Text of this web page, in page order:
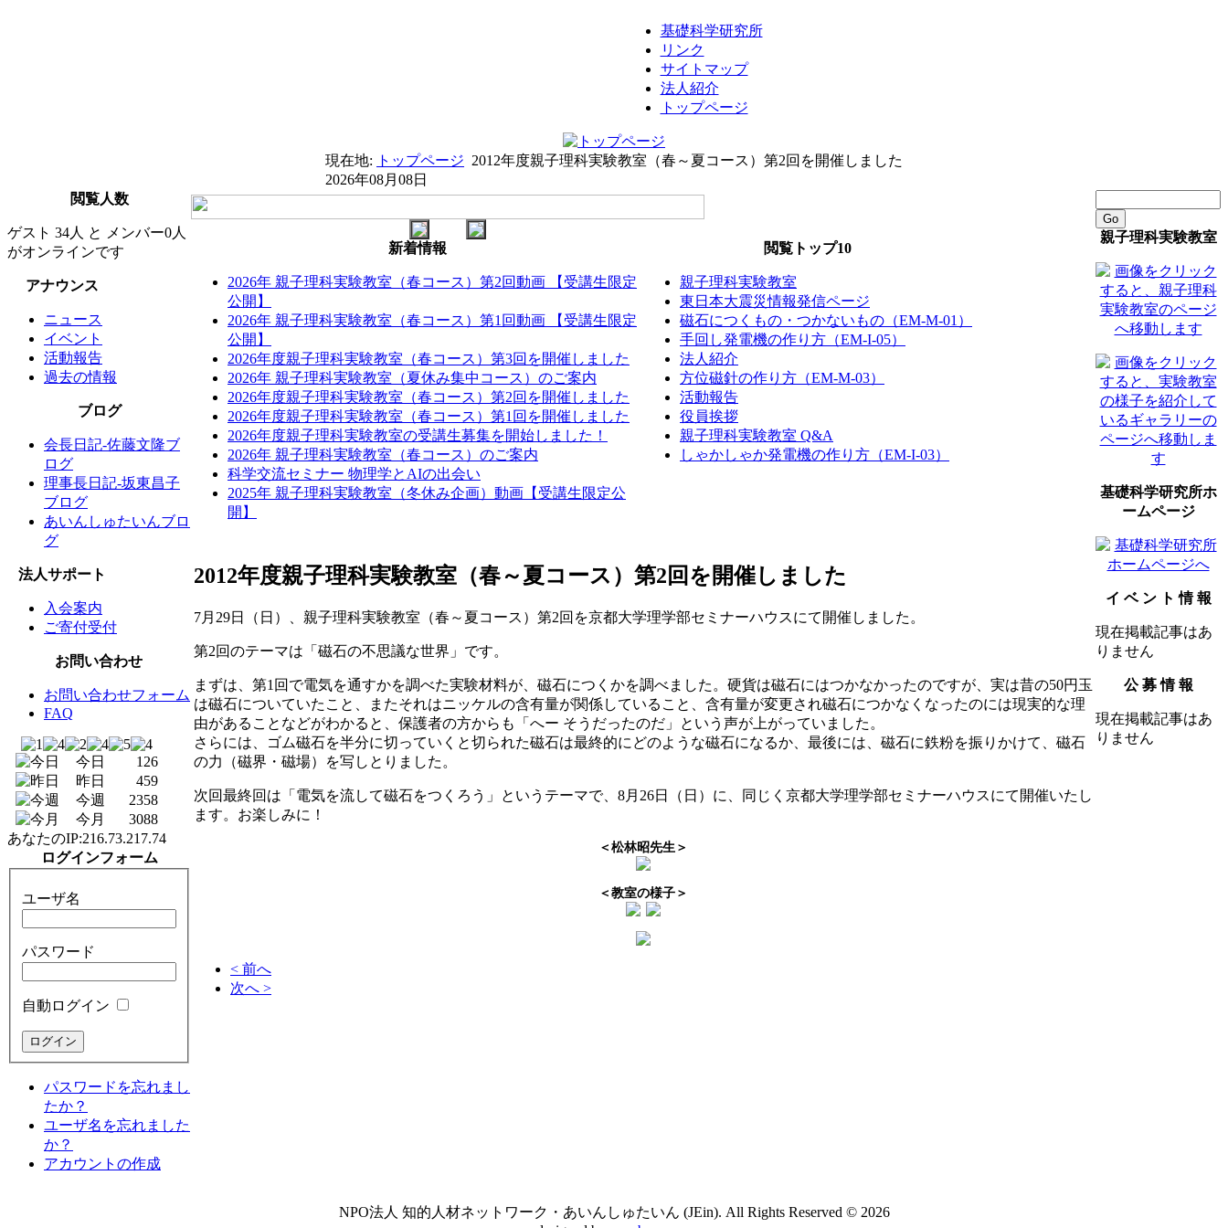
基礎科学研究所
リンク
サイトマップ
法人紹介
トップページ
現在地: トップページ 2012年度親子理科実験教室（春～夏コース）第2回を開催しました
2026年08月08日
閲覧人数
ゲスト 34人 と メンバー0人
がオンラインです
アナウンス
ニュース
イベント
活動報告
過去の情報
ブログ
会長日記-佐藤文隆ブ
ログ
理事長日記-坂東昌子
ブログ
あいんしゅたいんブロ
グ
法人サポート
入会案内
ご寄付受付
お問い合わせ
お問い合わせフォーム
FAQ
今日
126
昨日
459
今週
2358
今月
3088
あなたのIP:216.73.217.74
ログインフォーム
ユーザ名
パスワード
自動ログイン
パスワードを忘れまし
たか？
ユーザ名を忘れました
か？
アカウントの作成
新着情報
2026年 親子理科実験教室（春コース）第2回動画 【受講生限定
公開】
2026年 親子理科実験教室（春コース）第1回動画 【受講生限定
公開】
2026年度親子理科実験教室（春コース）第3回を開催しました
2026年 親子理科実験教室（夏休み集中コース）のご案内
2026年度親子理科実験教室（春コース）第2回を開催しました
2026年度親子理科実験教室（春コース）第1回を開催しました
2026年度親子理科実験教室の受講生募集を開始しました！
2026年 親子理科実験教室（春コース）のご案内
科学交流セミナー 物理学とAIの出会い
2025年 親子理科実験教室（冬休み企画）動画【受講生限定公
開】
閲覧トップ10
親子理科実験教室
東日本大震災情報発信ページ
磁石につくもの・つかないもの（EM-M-01）
手回し発電機の作り方（EM-I-05）
法人紹介
方位磁針の作り方（EM-M-03）
活動報告
役員挨拶
親子理科実験教室 Q&A
しゃかしゃか発電機の作り方（EM-I-03）
2012年度親子理科実験教室（春～夏コース）第2回を開催しました
7月29日（日）、親子理科実験教室（春～夏コース）第2回を京都大学理学部セミナーハウスにて開催しました。
第2回のテーマは「磁石の不思議な世界」です。
まずは、第1回で電気を通すかを調べた実験材料が、磁石につくかを調べました。硬貨は磁石にはつかなかったのですが、実は昔の50円玉
は磁石についていたこと、またそれはニッケルの含有量が関係していること、含有量が変更され磁石につかなくなったのには現実的な理
由があることなどがわかると、保護者の方からも「へー そうだったのだ」という声が上がっていました。
さらには、ゴム磁石を半分に切っていくと切られた磁石は最終的にどのような磁石になるか、最後には、磁石に鉄粉を振りかけて、磁石
の力（磁界・磁場）を写しとりました。
次回最終回は「電気を流して磁石をつくろう」というテーマで、8月26日（日）に、同じく京都大学理学部セミナーハウスにて開催いたし
ます。お楽しみに！
＜松林昭先生＞
＜教室の様子＞
< 前へ
次へ >
Go
親子理科実験教室
基礎科学研究所ホ
ームページ
イ ベ ン ト 情 報
現在掲載記事はあ
りません
公 募 情 報
現在掲載記事はあ
りません
NPO法人 知的人材ネットワーク・あいんしゅたいん (JEin). All Rights Reserved © 2026